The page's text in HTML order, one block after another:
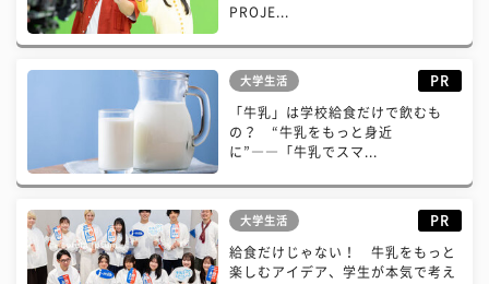
PROJE...
大学生活 PR
「牛乳」は学校給食だけで飲むも
の？ “牛乳をもっと身近
に”――「牛乳でスマ...
大学生活 PR
給食だけじゃない！ 牛乳をもっと
楽しむアイデア、学生が本気で考え